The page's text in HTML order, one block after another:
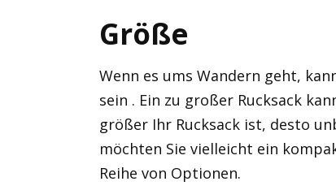
Größe
Wenn es ums Wandern geht,
sein . Ein zu großer Rucksack
größer Ihr Rucksack ist, desto
möchten Sie vielleicht ein
Reihe von Optionen.